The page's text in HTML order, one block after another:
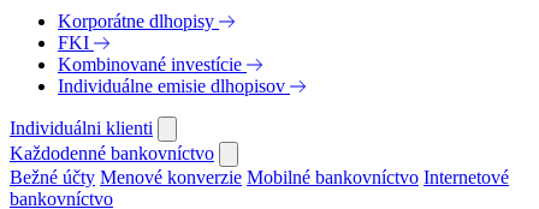
Korporátne dlhopisy
FKI
Kombinované investície
Individuálne emisie dlhopisov
Individuálni klienti
Každodenné bankovníctvo
Bežné účty Menové konverzie Mobilné bankovníctvo Internetové
bankovníctvo